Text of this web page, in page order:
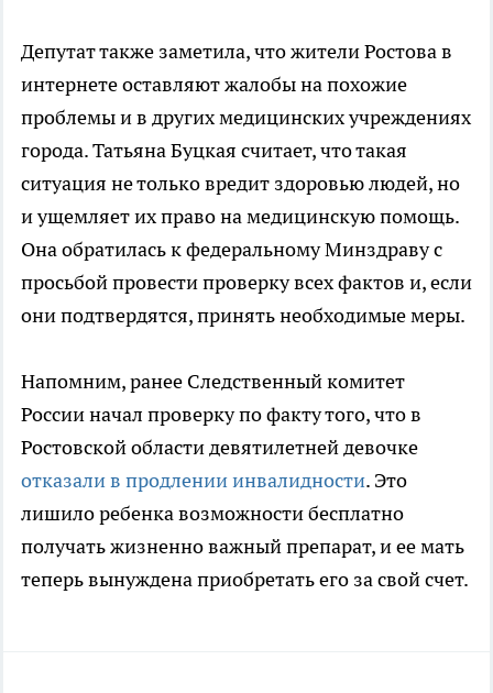
Депутат также заметила, что жители Ростова в
интернете оставляют жалобы на похожие
проблемы и в других медицинских учреждениях
города. Татьяна Буцкая считает, что такая
ситуация не только вредит здоровью людей, но
и ущемляет их право на медицинскую помощь.
Она обратилась к федеральному Минздраву с
просьбой провести проверку всех фактов и, если
они подтвердятся, принять необходимые меры.
Напомним, ранее Следственный комитет
России начал проверку по факту того, что в
Ростовской области девятилетней девочке
отказали в продлении инвалидности. Это
лишило ребенка возможности бесплатно
получать жизненно важный препарат, и ее мать
теперь вынуждена приобретать его за свой счет.